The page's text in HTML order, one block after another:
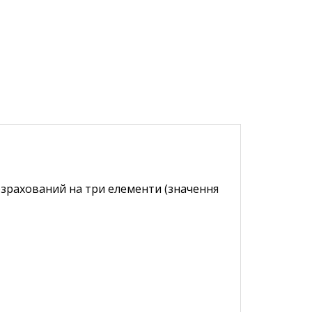
на три елементи (значення